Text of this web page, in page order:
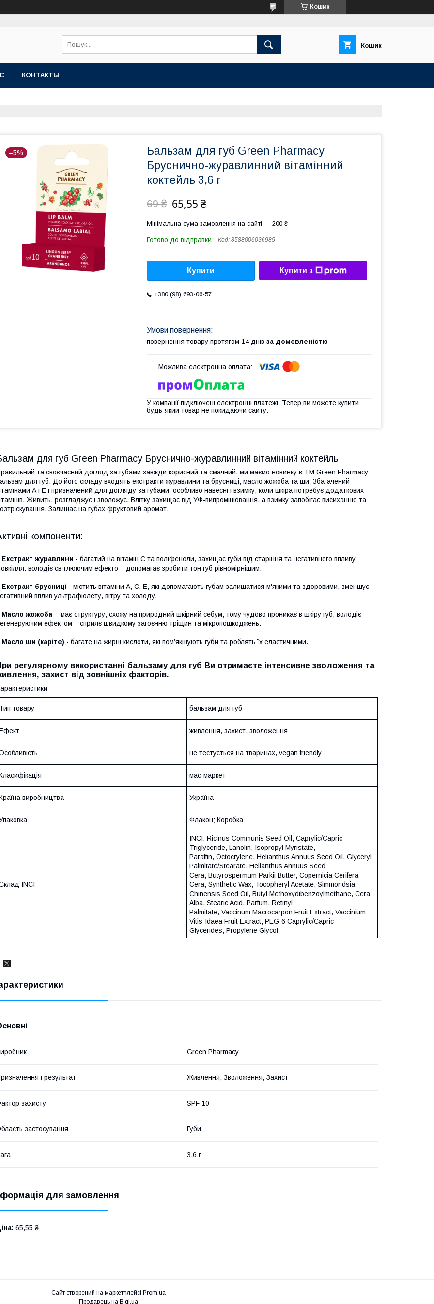
Кошик
Кошик
КОНТАКТЫ
–5%
Бальзам для губ Green Pharmacy
Бруснично-журавлинний вітамінний
коктейль 3,6 г
69 ₴ 65,55 ₴
Мінімальна сума замовлення на сайті — 200 ₴
Готово до відправки Код: 8588006036985
Купити Купити з
+380 (98) 693-06-57
повернення товару протягом 14 днів за домовленістю
У компанії підключені електронні платежі. Тепер ви можете купити
будь-який товар не покидаючи сайту.
для губ Green Pharmacy Бруснично-журавлинний вітамінний коктейль
та своєчасний догляд за губами завжди корисний та смачний, ми маємо новинку в ТМ Green Pharmacy -
для губ. До його складу входять екстракти журавлини та брусниці, масло жожоба та ши. Збагачений
А і Е і призначений для догляду за губами, особливо навесні і взимку, коли шкіра потребує додаткових
Живить, розгладжує і зволожує. Влітку захищає від УФ-випромінювання, а взимку запобігає висиханню та
Залишає на губах фруктовий аромат.
компоненти:
Екстракт журавлини - багатий на вітамін C та поліфеноли, захищає губи від старіння та негативного впливу
володіє світлюючим ефекто – допомагає зробити тон губ рівномірнішим;
Екстракт брусниці - містить вітаміни A, C, E, які допомагають губам залишатися м'якими та здоровими, зменшує
вплив ультрафіолету, вітру та холоду.
Масло жожоба - має структуру, схожу на природний шкірний себум, тому чудово проникає в шкіру губ, володіє
ефектом – сприяє швидкому загоєнню тріщин та мікропошкоджень.
Масло ши (каріте) - багате на жирні кислоти, які пом’якшують губи та роблять їх еластичними.
регулярному використанні бальзаму для губ Ви отримаєте інтенсивне зволоження та
захист від зовнішніх факторів.
товару бальзам для губ
живлення, захист, зволоження
не тестується на тваринах, vegan friendly
мас-маркет
виробництва Україна
Флакон; Коробка
INCI
INCI: Ricinus Communis Seed Oil, Caprylic/Capric
Triglyceride, Lanolin, Isopropyl Myristate,
Paraffin, Оctocrylene, Helianthus Annuus Seed Oil, Glyceryl
Palmitate/Stearate, Helianthus Annuus Seed
Cera, Butyrospermum Parkii Butter, Copernicia Cerifera
Cera, Synthetic Wax, Tocopheryl Acetate, Simmondsia
Chinensis Seed Oil, Butyl Methoxydibenzoylmethane, Cera
Alba, Stearic Acid, Parfum, Retinyl
Palmitate, Vaccinum Macrocarpon Fruit Extract, Vaccinium
Vitis-Idaea Fruit Extract, PEG-6 Caprylic/Capric
Glycerides, Propylene Glycol
Green Pharmacy
і результат Живлення, Зволоження, Захист
захисту SPF 10
застосування Губи
3.6 г
для замовлення
65,55 ₴
Сайт створений на маркетплейсі Prom.ua
Продавець на Bigl.ua